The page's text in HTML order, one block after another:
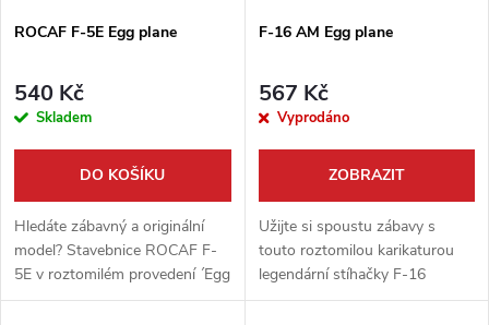
ROCAF F-5E Egg plane
540 Kč
Skladem
DO KOŠÍKU
Hledáte zábavný a originální
model? Stavebnice ROCAF F-
5E v roztomilém provedení ´Egg
plane´ od AFV Club je trefou do
F-16 AM Egg plane
567 Kč
Vyprodáno
ZOBRAZIT
Užijte si spoustu zábavy s
touto roztomilou karikaturou
legendární stíhačky F-16
Fighting Falcon! Stavebnice F-